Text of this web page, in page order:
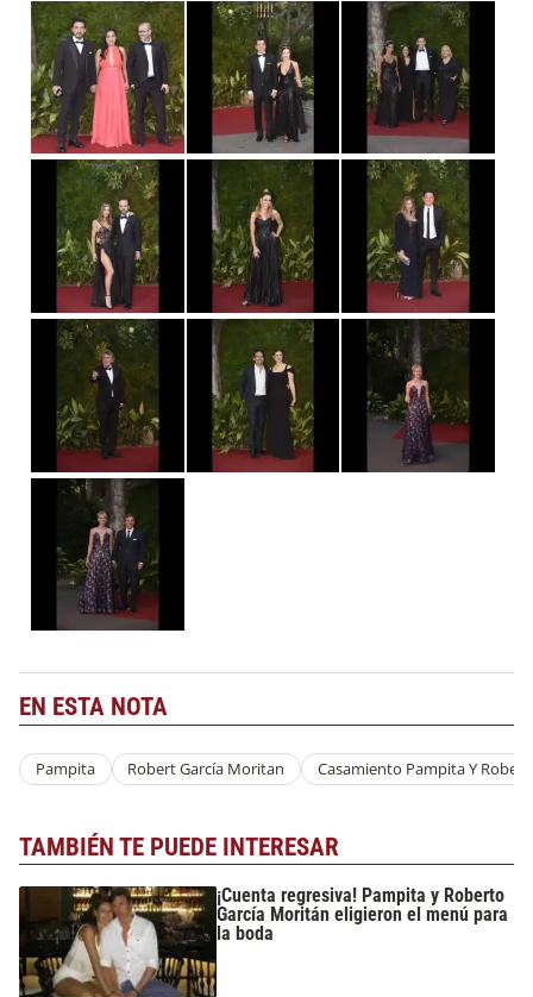
EN ESTA NOTA
Pampita Robert García Moritan Casamiento Pampita Y Robert
TAMBIÉN TE PUEDE INTERESAR
¡Cuenta regresiva! Pampita y Roberto
García Moritán eligieron el menú para
la boda